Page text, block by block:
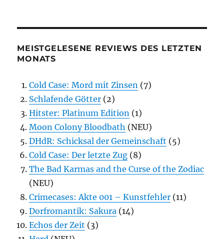
MEISTGELESENE REVIEWS DES LETZTEN
MONATS
Cold Case: Mord mit Zinsen (7)
Schlafende Götter (2)
Hitster: Platinum Edition (1)
Moon Colony Bloodbath (NEU)
DHdR: Schicksal der Gemeinschaft (5)
Cold Case: Der letzte Zug (8)
The Bad Karmas and the Curse of the Zodiac
(NEU)
Crimecases: Akte 001 – Kunstfehler (11)
Dorfromantik: Sakura (14)
Echos der Zeit (3)